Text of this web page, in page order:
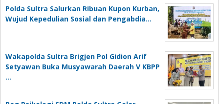
Polda Sultra Salurkan Ribuan Kupon Kurban,
Wujud Kepedulian Sosial dan Pengabdia…
Wakapolda Sultra Brigjen Pol Gidion Arif
Setyawan Buka Musyawarah Daerah V KBPP
…